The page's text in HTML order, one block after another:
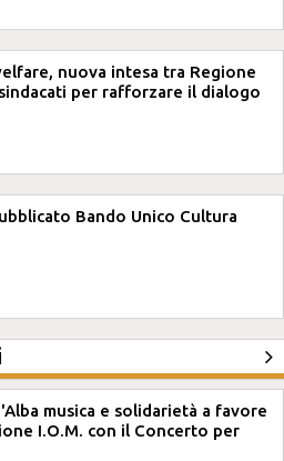
nuova intesa tra Regione
per rafforzare il dialogo
Bando Unico Cultura
musica e solidarietà a favore
I.O.M. con il Concerto per